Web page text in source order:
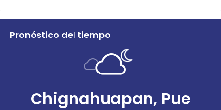
Pronóstico del tiempo
Chignahuapan, Pue